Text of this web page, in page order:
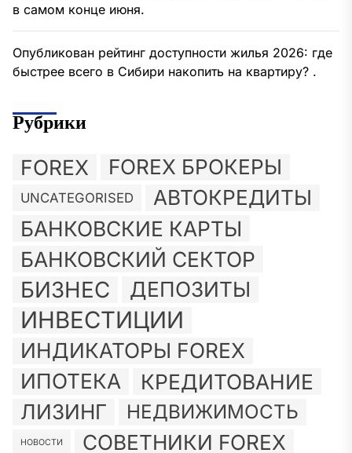
в самом конце июня.
Опубликован рейтинг доступности жилья 2026: где
быстрее всего в Сибири накопить на квартиру? .
Рубрики
FOREX FOREX БРОКЕРЫ
UNCATEGORISED АВТОКРЕДИТЫ
БАНКОВСКИЕ КАРТЫ
БАНКОВСКИЙ СЕКТОР
БИЗНЕС ДЕПОЗИТЫ
ИНВЕСТИЦИИ
ИНДИКАТОРЫ FOREX
ИПОТЕКА
КРЕДИТОВАНИЕ
ЛИЗИНГ НЕДВИЖИМОСТЬ
НОВОСТИ СОВЕТНИКИ FOREX